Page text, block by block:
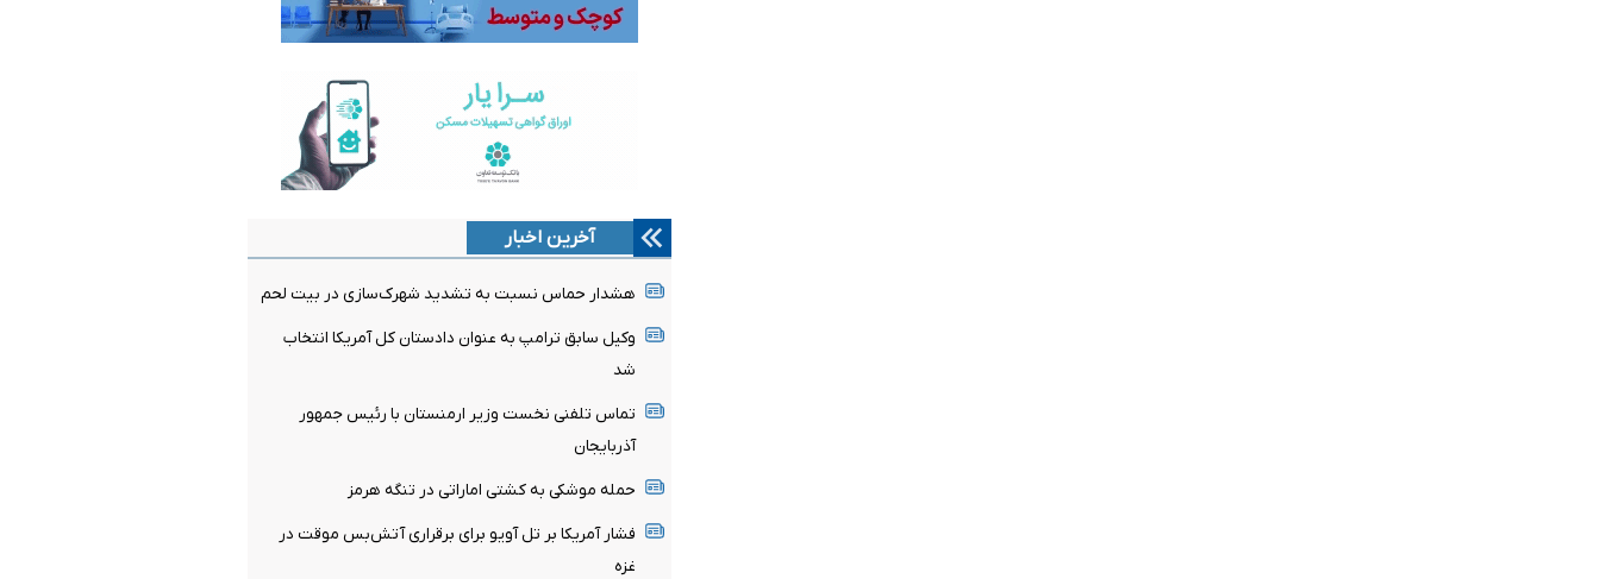
آخرین اخبار
هشدار حماس نسبت به تشدید شهرک‌سازی در بیت‌ لحم
وکیل سابق ترامپ به عنوان دادستان کل آمریکا انتخاب
شد
تماس تلفنی نخست وزیر ارمنستان با رئیس جمهور
آذربایجان
حمله موشکی به کشتی اماراتی در تنگه هرمز
فشار آمریکا بر تل ‌آویو برای برقراری آتش‌بس موقت در
غزه